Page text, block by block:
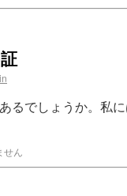
るでしょうか。私
せん